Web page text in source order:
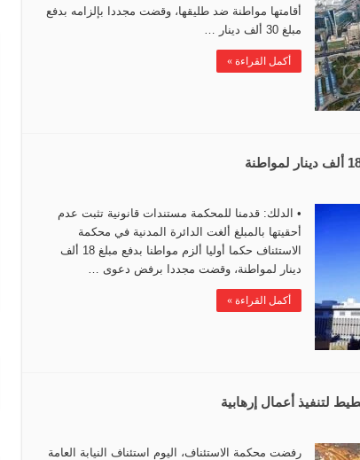
أقامتها مواطنة ضد طليقها، وقضت مجددا بإلزامه بدفع
مبلغ 30 ألف دينار …
أكمل القراءة »
• الدلك: قدمنا للمحكمة مستندات قانونية تثبت عدم
أحقيتها بالمبلغ ألغت الدائرة المدنية في محكمة
الاستئناف حكما أوليا ألزم مواطنا بدفع مبلغ 18 ألف
دينار لمواطنة، وقضت مجددا برفض دعوى …
أكمل القراءة »
رفضت محكمة الاستئناف، اليوم استئناف النيابة العامة